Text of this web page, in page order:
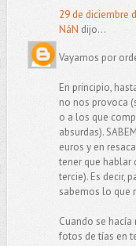
29 de diciembre
NáN dijo...
Vayamos por
En principio,
no nos provoca
o a los que
absurdas).
euros y en
tener que hablar
tercie). Es decir,
sabemos lo que
Cuando se
fotos de tías en